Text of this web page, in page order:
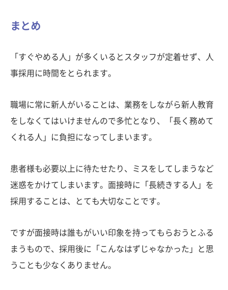
まとめ
「すぐやめる人」が多くいるとスタッフが定着せず、人
事採用に時間をとられます。
職場に常に新人がいることは、業務をしながら新人教育
をしなくてはいけませんので多忙となり、「長く務めて
くれる人」に負担になってしまいます。
患者様も必要以上に待たせたり、ミスをしてしまうなど
迷惑をかけてしまいます。面接時に「長続きする人」を
採用することは、とても大切なことです。
ですが面接時は誰もがいい印象を持ってもらおうとふる
まうもので、採用後に「こんなはずじゃなかった」と思
うことも少なくありません。